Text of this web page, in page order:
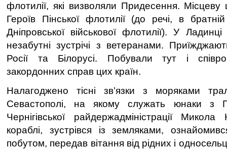
флотилії, які визволяли Придесення. Місцеву
Героїв Пінської флотилії (до речі, в
Дніпровської військової флотилії). У
незабутні зустрічі з ветеранами.
Росії та Білорусі. Побували тут і
закордонних справ цих країн.
Налагоджено тісні зв’язки з моряками
Севастополі, на якому служать юнаки з
Чернігівської райдержадміністрації
кораблі, зустрівся із земляками,
побутом, передав вітання від рідних і